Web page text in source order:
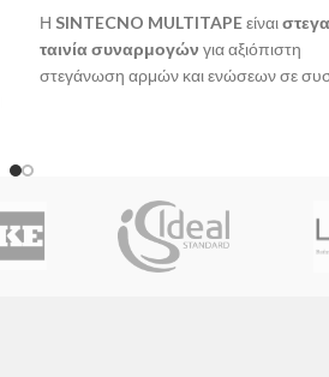
Η SINTECNO MULTITAPEείναι
ταινία συναρμογών για αξιόπιστη
στεγάνωση αρμών και ενώσεων σε
στεγανότητα σε σημεία με κινήσεις ή
καταπονήσεις.